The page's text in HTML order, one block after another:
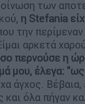
των
η Stefania
την
αρκετά
περνούσε η
μου, έλεγα:
άγχος. Βέβαια,
όλα πήγαν